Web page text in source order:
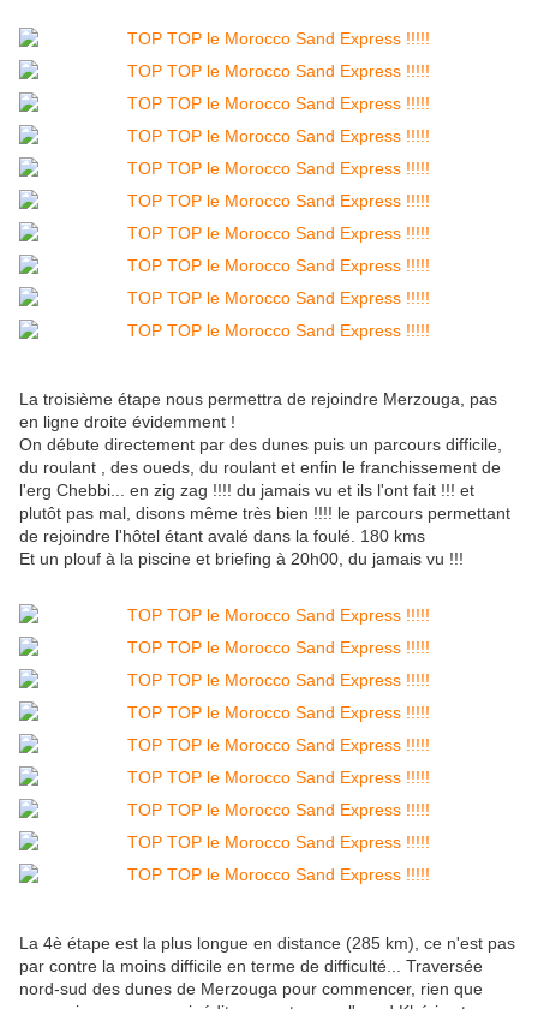
La troisième étape nous permettra de rejoindre Merzouga, pas
en ligne droite évidemment !
On débute directement par des dunes puis un parcours difficile,
du roulant , des oueds, du roulant et enfin le franchissement de
l'erg Chebbi... en zig zag !!!! du jamais vu et ils l'ont fait !!! et
plutôt pas mal, disons même très bien !!!! le parcours permettant
de rejoindre l'hôtel étant avalé dans la foulé. 180 kms
Et un plouf à la piscine et briefing à 20h00, du jamais vu !!!
La 4è étape est la plus longue en distance (285 km), ce n'est pas
par contre la moins difficile en terme de difficulté... Traversée
nord-sud des dunes de Merzouga pour commencer, rien que